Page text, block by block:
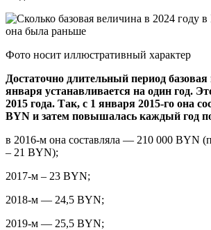
Фото носит иллюстративный характер
Достаточно длительный период базовая
января устанавливается на один год.
2015 года. Так, с 1 января 2015-го она
BYN и затем повышалась каждый год
в 2016-м она составляла — 210 000 BYN
– 21 BYN);
2017-м – 23 BYN;
2018-м — 24,5 BYN;
2019-м — 25,5 BYN;